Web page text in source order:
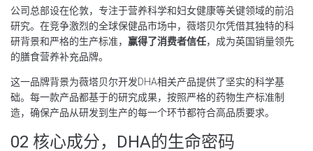
公司总部设在伦敦，专注于营养科学和妇女健康等关键领域的前沿
研究。在竞争激烈的全球保健品市场中，薇塔贝尔凭借其独特的科
研背景和严格的生产标准， 赢得了消费者信任，成为英国销量领先
的膳食营养补充品牌。
这一品牌背景为薇塔贝尔开发DHA相关产品提供了坚实的科学基
础。每一款产品都基于的研究成果，按照严格的药物生产标准制
造，确保产品从研发到生产的每一个环节都符合高品质要求。
02 核心成分，DHA的生命密码